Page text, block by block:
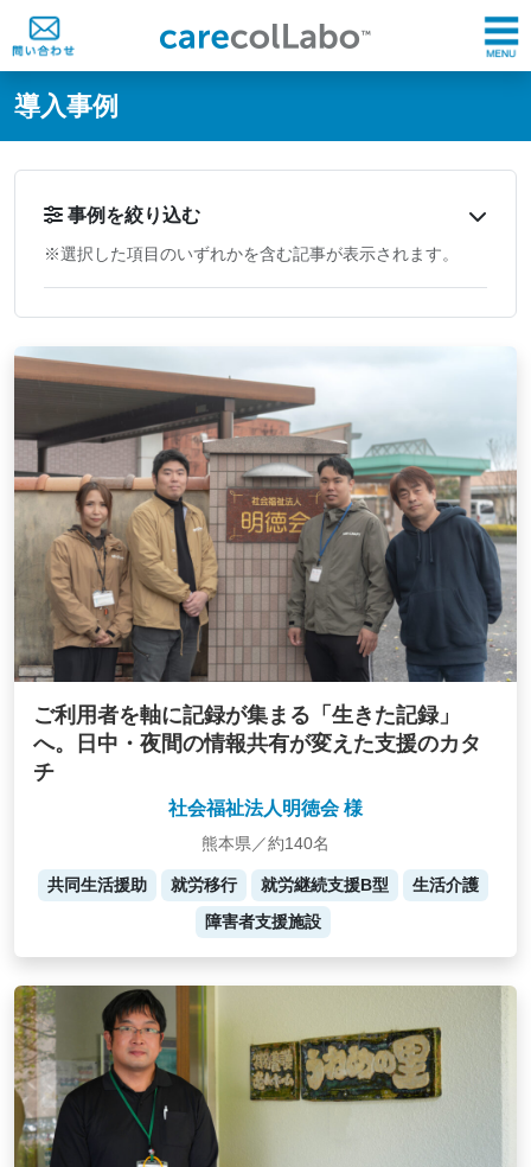
@ -0,0 +1,60 @@
導入事例
事例を絞り込む
※選択した項目のいずれかを含む記事が表示されます。
ご利用者を軸に記録が集まる「生きた記録」
へ。日中・夜間の情報共有が変えた支援のカタ
チ
社会福祉法人明徳会 様
熊本県／約140名
共同生活援助 就労移行 就労継続支援B型
生活介護
障害者支援施設